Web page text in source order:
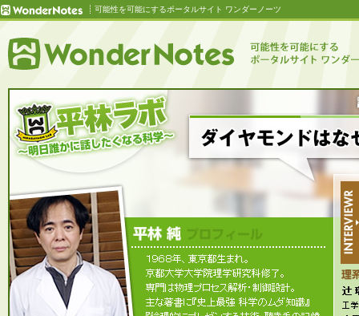
可能性を可能にするポータルサイト ワンダーノーツ